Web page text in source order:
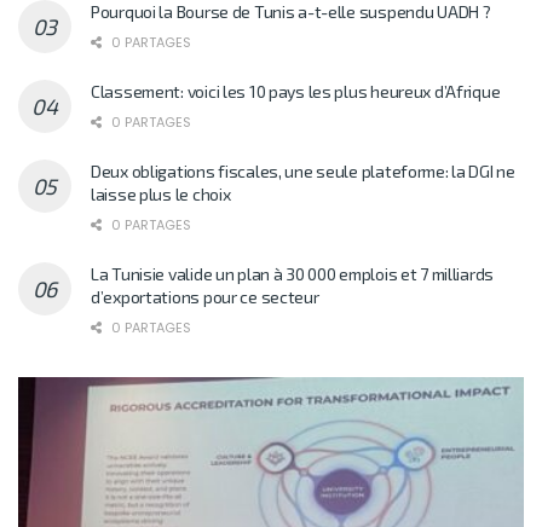
Pourquoi la Bourse de Tunis a-t-elle suspendu UADH ?
0 PARTAGES
Classement: voici les 10 pays les plus heureux d’Afrique
0 PARTAGES
Deux obligations fiscales, une seule plateforme: la DGI ne
laisse plus le choix
0 PARTAGES
La Tunisie valide un plan à 30 000 emplois et 7 milliards
d’exportations pour ce secteur
0 PARTAGES